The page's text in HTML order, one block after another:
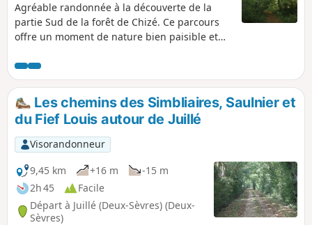
Agréable randonnée à la découverte de la
partie Sud de la forêt de Chizé. Ce parcours
offre un moment de nature bien paisible et
remarquables.
Les chemins des Simbliaires, Saulnier et
du Fief Louis autour de Juillé
Visorandonneur
9,45 km
+16 m
-15 m
2h 45
Facile
Départ à Juillé (Deux-Sèvres) (Deux-
Sèvres)